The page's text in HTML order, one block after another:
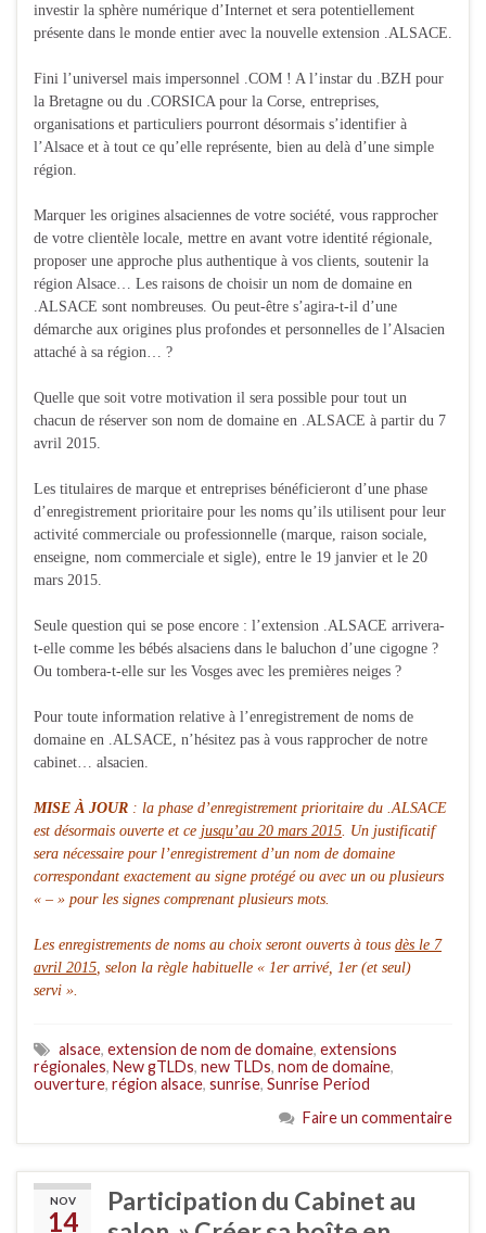
investir la sphère numérique d’Internet et sera potentiellement
présente dans le monde entier avec la nouvelle extension .ALSACE.
Fini l’universel mais impersonnel .COM ! A l’instar du .BZH pour
la Bretagne ou du .CORSICA pour la Corse, entreprises,
organisations et particuliers pourront désormais s’identifier à
l’Alsace et à tout ce qu’elle représente, bien au delà d’une simple
région.
Marquer les origines alsaciennes de votre société, vous rapprocher
de votre clientèle locale, mettre en avant votre identité régionale,
proposer une approche plus authentique à vos clients, soutenir la
région Alsace… Les raisons de choisir un nom de domaine en
.ALSACE sont nombreuses. Ou peut-être s’agira-t-il d’une
démarche aux origines plus profondes et personnelles de l’Alsacien
attaché à sa région… ?
Quelle que soit votre motivation il sera possible pour tout un
chacun de réserver son nom de domaine en .ALSACE à partir du 7
avril 2015.
Les titulaires de marque et entreprises bénéficieront d’une phase
d’enregistrement prioritaire pour les noms qu’ils utilisent pour leur
activité commerciale ou professionnelle (marque, raison sociale,
enseigne, nom commerciale et sigle), entre le 19 janvier et le 20
mars 2015.
Seule question qui se pose encore : l’extension .ALSACE arrivera-
t-elle comme les bébés alsaciens dans le baluchon d’une cigogne ?
Ou tombera-t-elle sur les Vosges avec les premières neiges ?
Pour toute information relative à l’enregistrement de noms de
domaine en .ALSACE, n’hésitez pas à vous rapprocher de notre
cabinet… alsacien.
MISE À JOUR : la phase d’enregistrement prioritaire du .ALSACE
est désormais ouverte et ce jusqu’au 20 mars 2015 . Un justificatif
sera nécessaire pour l’enregistrement d’un nom de domaine
correspondant exactement au signe protégé ou avec un ou plusieurs
« – » pour les signes comprenant plusieurs mots.
Les enregistrements de noms au choix seront ouverts à tous dès le 7
avril 2015 , selon la règle habituelle « 1er arrivé, 1er (et seul)
servi ».
alsace, extension de nom de domaine, extensions
régionales, New gTLDs, new TLDs, nom de domaine,
ouverture, région alsace, sunrise, Sunrise Period
Faire un commentaire
NOV
14
Participation du Cabinet au